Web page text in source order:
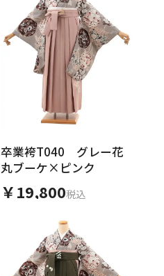
卒業袴T040 グレー花
丸ブーケ×ピンク
￥19,800税込